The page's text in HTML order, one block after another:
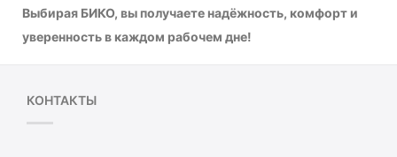
Выбирая БИКО, вы получаете надёжность, комфорт и
уверенность в каждом рабочем дне!
КОНТАКТЫ